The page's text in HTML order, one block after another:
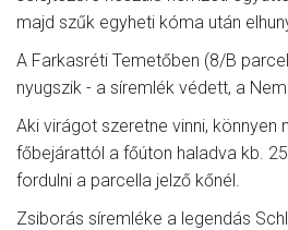
majd szűk egyheti kóma után
A Farkasréti Temetőben (8/B
nyugszik - a síremlék védett, a
Aki virágot szeretne vinni, könnyen
főbejárattól a főúton haladva kb.
fordulni a parcella jelző kőnél.
Zsiborás síremléke a legendás